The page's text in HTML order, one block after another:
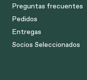
Preguntas frecuentes
Pedidos
Entregas
Socios Seleccionados